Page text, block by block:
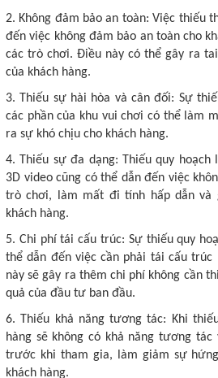
2. Không đảm bảo an toàn: Việc thiếu
đến việc không đảm bảo an toàn cho
các trò chơi. Điều này có thể gây ra
của khách hàng.
3. Thiếu sự hài hòa và cân đối: Sự
các phần của khu vui chơi có thể làm
ra sự khó chịu cho khách hàng.
4. Thiếu sự đa dạng: Thiếu quy
3D video cũng có thể dẫn đến việc
trò chơi, làm mất đi tính hấp dẫn và
khách hàng.
5. Chi phí tái cấu trúc: Sự thiếu quy
thể dẫn đến việc cần phải tái cấu trúc
này sẽ gây ra thêm chi phí không cần
quả của đầu tư ban đầu.
6. Thiếu khả năng tương tác: Khi
hàng sẽ không có khả năng tương
trước khi tham gia, làm giảm sự
khách hàng.